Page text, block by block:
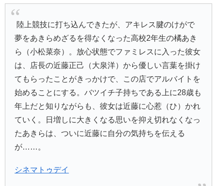
陸上競技に打ち込んできたが、アキレス腱のけがで
夢をあきらめざるを得なくなった高校2年生の橘あき
ら（小松菜奈）。放心状態でファミレスに入った彼女
は、店長の近藤正己（大泉洋）から優しい言葉を掛け
てもらったことがきっかけで、この店でアルバイトを
始めることにする。バツイチ子持ちである上に28歳も
年上だと知りながらも、彼女は近藤に心惹（ひ）かれ
ていく。日増しに大きくなる思いを抑え切れなくなっ
たあきらは、ついに近藤に自分の気持ちを伝える
が……。
シネマトゥデイ